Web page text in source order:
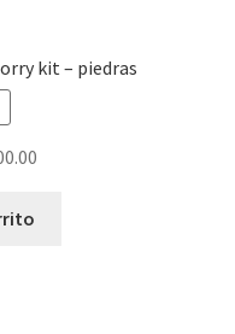
kit – piedras